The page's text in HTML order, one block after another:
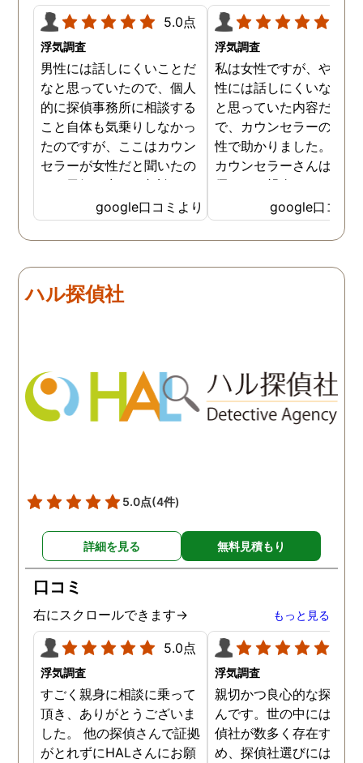
5.0点
浮気調査
男性には話しにくいことだ
なと思っていたので、個人
的に探偵事務所に相談する
こと自体も気乗りしなかっ
たのですが、ここはカウン
セラーが女性だと聞いたの
で、勇気を出して相談して
みることにしました。感極
まって泣いてしまったり、
感情が表に出すぎてしまう
ださったので安心して悩み
を話せました。他はどうか
た私のケアをしっかりして
くださったおかげで、今は
元気に過ごせています。
google口コミより
浮気調査
私は女性ですが、やはり
性には話しにくいな。。
と思っていた内容だった
で、カウンセラーの方が
性で助かりました。MR
カウンセラーさんはすご
優しくて親身になって話
聞いてくれるので思わず
を流して話してしまいま
た。それほど自分がずっ
した、調査料金は決して
も東京駅前相談室にお願
して良かったと思ってい
す。
google口コミ
ハル探偵社
5.0点(4件)
詳細を見る 無料見積もり
口コミ
右にスクロールできます→ もっと見る
5.0点
浮気調査
すごく親身に相談に乗って
頂き、ありがとうございま
した。 他の探偵さんで証拠
がとれずにHALさんにお願
浮気調査
親切かつ良心的な探偵社
んです。世の中には詐欺
偵社が数多く存在するた
め、探偵社選びには慎重